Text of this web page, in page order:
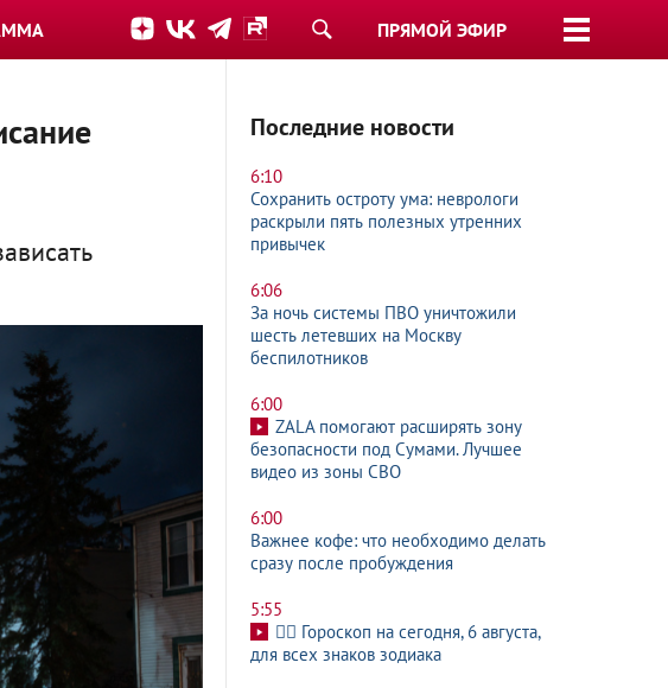
ПРЯМОЙ ЭФИР
Последние новости
6:10
Сохранить остроту ума: неврологи
раскрыли пять полезных утренних
привычек
6:06
За ночь системы ПВО уничтожили
шесть летевших на Москву
беспилотников
6:00
ZALA помогают расширять зону
безопасности под Сумами. Лучшее
видео из зоны СВО
6:00
Важнее кофе: что необходимо делать
сразу после пробуждения
5:55
🧙‍♀ Гороскоп на сегодня, 6 августа,
для всех знаков зодиака